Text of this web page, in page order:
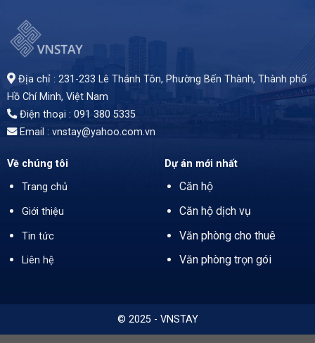
Địa chỉ : 231-233 Lê Thánh Tôn, Phường Bến Thành, Thành phố
Hồ Chí Minh, Việt Nam
Điện thoại : 091 380 5335
Email : vnstay@yahoo.com.vn
Về chúng tôi
Trang chủ
Giới thiệu
Tin tức
Liên hệ
Dự án mới nhất
Căn hộ
Căn hộ dịch vụ
Văn phòng cho thuê
Văn phòng trọn gói
© 2025 - VNSTAY